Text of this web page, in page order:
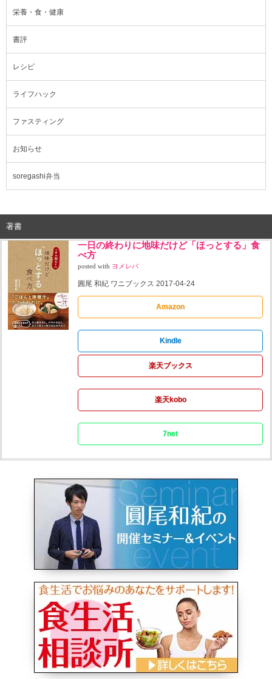
栄養・食・健康
書評
レシピ
ライフハック
ファスティング
お知らせ
soregashi弁当
著書
一日の終わりに地味だけど「ほっとする」食
べ方
posted with ヨメレバ
圓尾 和紀 ワニブックス 2017-04-24
Amazon
Kindle
楽天ブックス
楽天kobo
7net